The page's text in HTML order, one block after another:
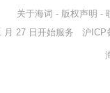
关于海词 - 版权声明 -
月 27 日开始服务 沪ICP